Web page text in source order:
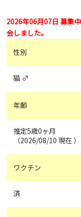
2026年06月07日 募集
会しました。
性別
猫 ♂
年齢
推定5歳0ヶ月
（2026/08/10 現在 ）
ワクチン
済